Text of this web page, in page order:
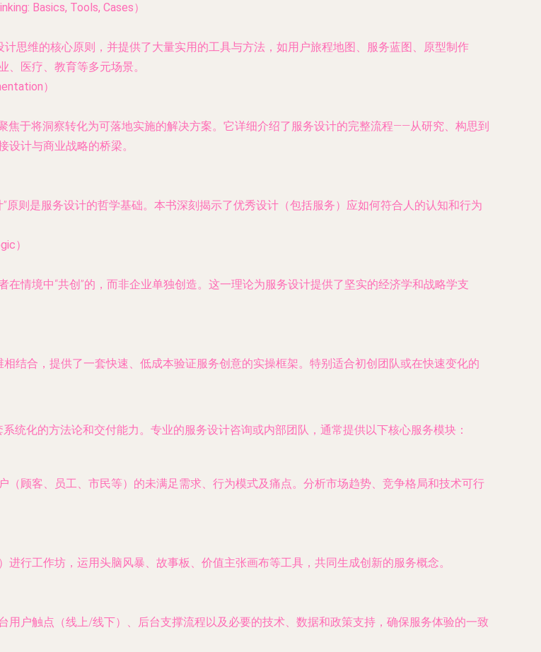
Basics, Tools, Cases）
计思维的核心原则，并提供了大量实用的工具与方法，如用户旅程地图、服务蓝图、原型制作
医疗、教育等多元场景。
）
焦于将洞察转化为可落地实施的解决方案。它详细介绍了服务设计的完整流程——从研究、构思到
计与商业战略的桥梁。
”原则是服务设计的哲学基础。本书深刻揭示了优秀设计（包括服务）应如何符合人的认知和行为
）
在情境中“共创”的，而非企业单独创造。这一理论为服务设计提供了坚实的经济学和战略学支
结合，提供了一套快速、低成本验证服务创意的实操框架。特别适合初创团队或在快速变化的
统化的方法论和交付能力。专业的服务设计咨询或内部团队，通常提供以下核心服务模块：
（顾客、员工、市民等）的未满足需求、行为模式及痛点。分析市场趋势、竞争格局和技术可行
行工作坊，运用头脑风暴、故事板、价值主张画布等工具，共同生成创新的服务概念。
用户触点（线上/线下）、后台支撑流程以及必要的技术、数据和政策支持，确保服务体验的一致